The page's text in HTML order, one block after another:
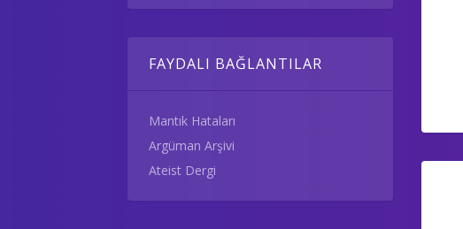
FAYDALI BAĞLANTILAR
Mantık Hataları
Argüman Arşivi
Ateist Dergi